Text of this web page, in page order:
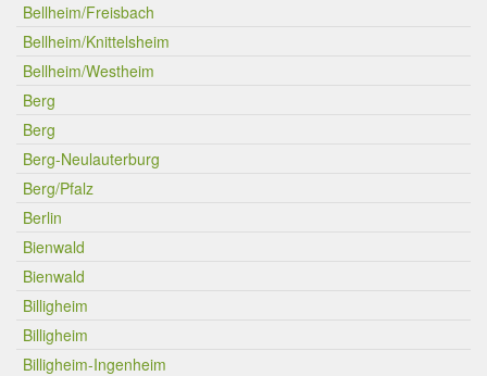
Bellheim/Freisbach
Bellheim/Knittelsheim
Bellheim/Westheim
Berg
Berg
Berg-Neulauterburg
Berg/Pfalz
Berlin
Bienwald
Bienwald
Billigheim
Billigheim
Billigheim-Ingenheim